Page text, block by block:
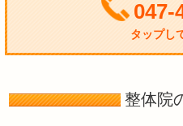
047-
タップし
整体院